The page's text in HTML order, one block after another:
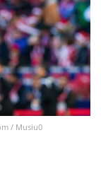
/ Musiu0